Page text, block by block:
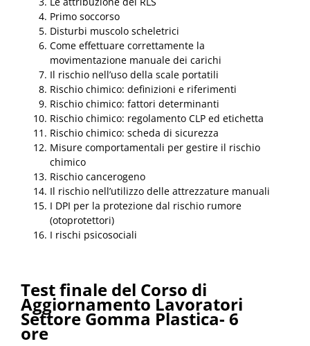
Primo soccorso
Disturbi muscolo scheletrici
Come effettuare correttamente la
movimentazione manuale dei carichi
Il rischio nell’uso della scale portatili
Rischio chimico: definizioni e riferimenti
Rischio chimico: fattori determinanti
Rischio chimico: regolamento CLP ed etichetta
Rischio chimico: scheda di sicurezza
Misure comportamentali per gestire il rischio
chimico
Rischio cancerogeno
Il rischio nell’utilizzo delle attrezzature manuali
I DPI per la protezione dal rischio rumore
(otoprotettori)
I rischi psicosociali
Test finale del Corso di
Aggiornamento Lavoratori
Settore Gomma Plastica- 6
ore